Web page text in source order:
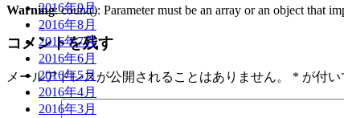
2016年9月
2016年8月
2016年7月
2016年6月
2016年5月
2016年4月
2016年3月
Warning: count(): Parameter must be an array or an object that
コメントを残す
メールアドレスが公開されることはありません。 * が付